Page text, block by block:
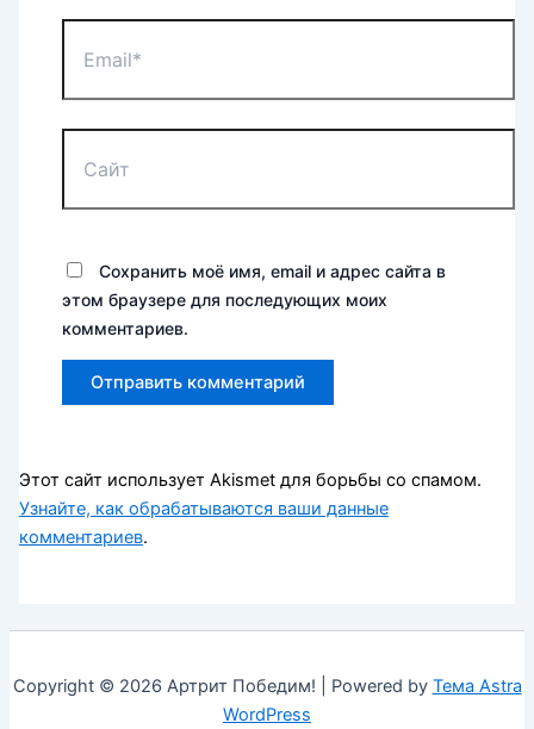
Сохранить моё имя, email и адрес сайта в
этом браузере для последующих моих
комментариев.
Этот сайт использует Akismet для борьбы со спамом.
Узнайте, как обрабатываются ваши данные
комментариев.
Copyright © 2026 Артрит Победим! | Powered by Тема Astra
WordPress